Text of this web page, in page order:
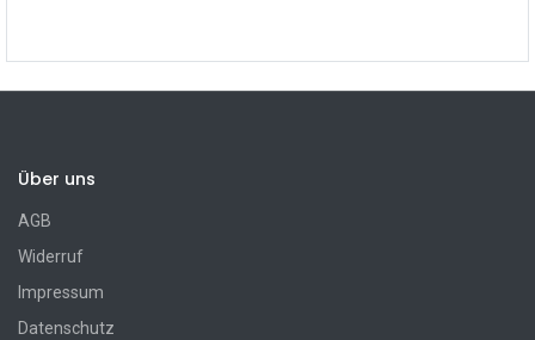
Über uns
AGB
Widerruf
Impressum
Datenschutz